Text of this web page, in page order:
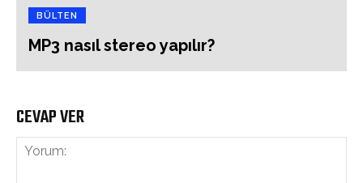
BÜLTEN
MP3 nasıl stereo yapılır?
CEVAP VER